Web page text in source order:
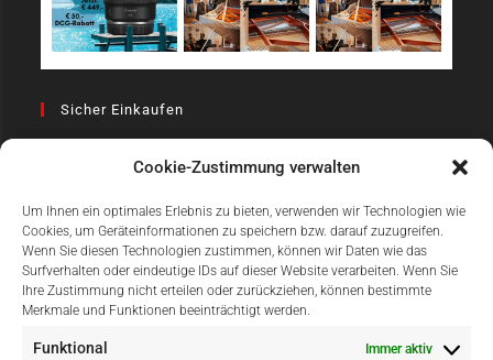
Cookie-Zustimmung verwalten
Um Ihnen ein optimales Erlebnis zu bieten, verwenden wir Technologien wie
Cookies, um Geräteinformationen zu speichern bzw. darauf zuzugreifen.
Wenn Sie diesen Technologien zustimmen, können wir Daten wie das
Surfverhalten oder eindeutige IDs auf dieser Website verarbeiten. Wenn Sie
Ihre Zustimmung nicht erteilen oder zurückziehen, können bestimmte
Merkmale und Funktionen beeinträchtigt werden.
Funktional Immer aktiv
Sicher Einkaufen
Einfach Online Bezahlen